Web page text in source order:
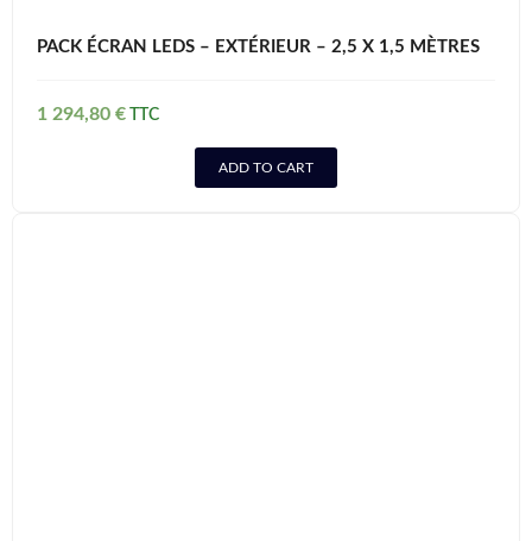
PACK ÉCRAN LEDS – EXTÉRIEUR – 2,5 X 1,5 MÈTRES
1 294,80 €
ADD TO CART